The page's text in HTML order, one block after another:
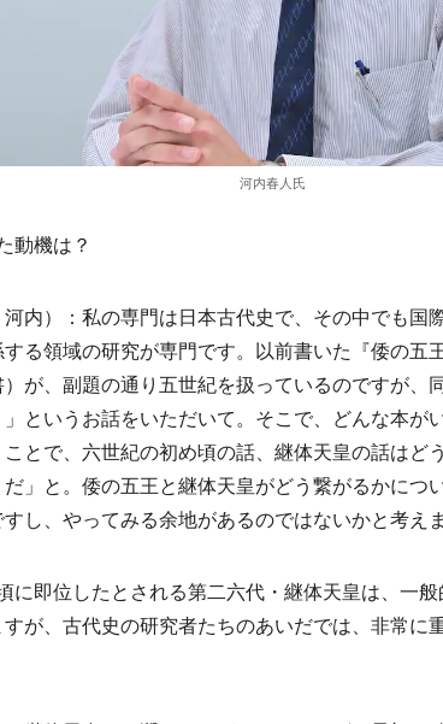
河内春人氏
動機は？
内）：私の専門は日本古代史で、その中でも
る領域の研究が専門です。以前書いた『倭の
が、副題の通り五世紀を扱っているのですが、
というお話をいただいて。そこで、どんな本が
とで、六世紀の初め頃の話、継体天皇の話はど
だ」と。倭の五王と継体天皇がどう繋がるかにつ
し、やってみる余地があるのではないかと考えま
に即位したとされる第二六代・継体天皇は、一
が、古代史の研究者たちのあいだでは、非常に